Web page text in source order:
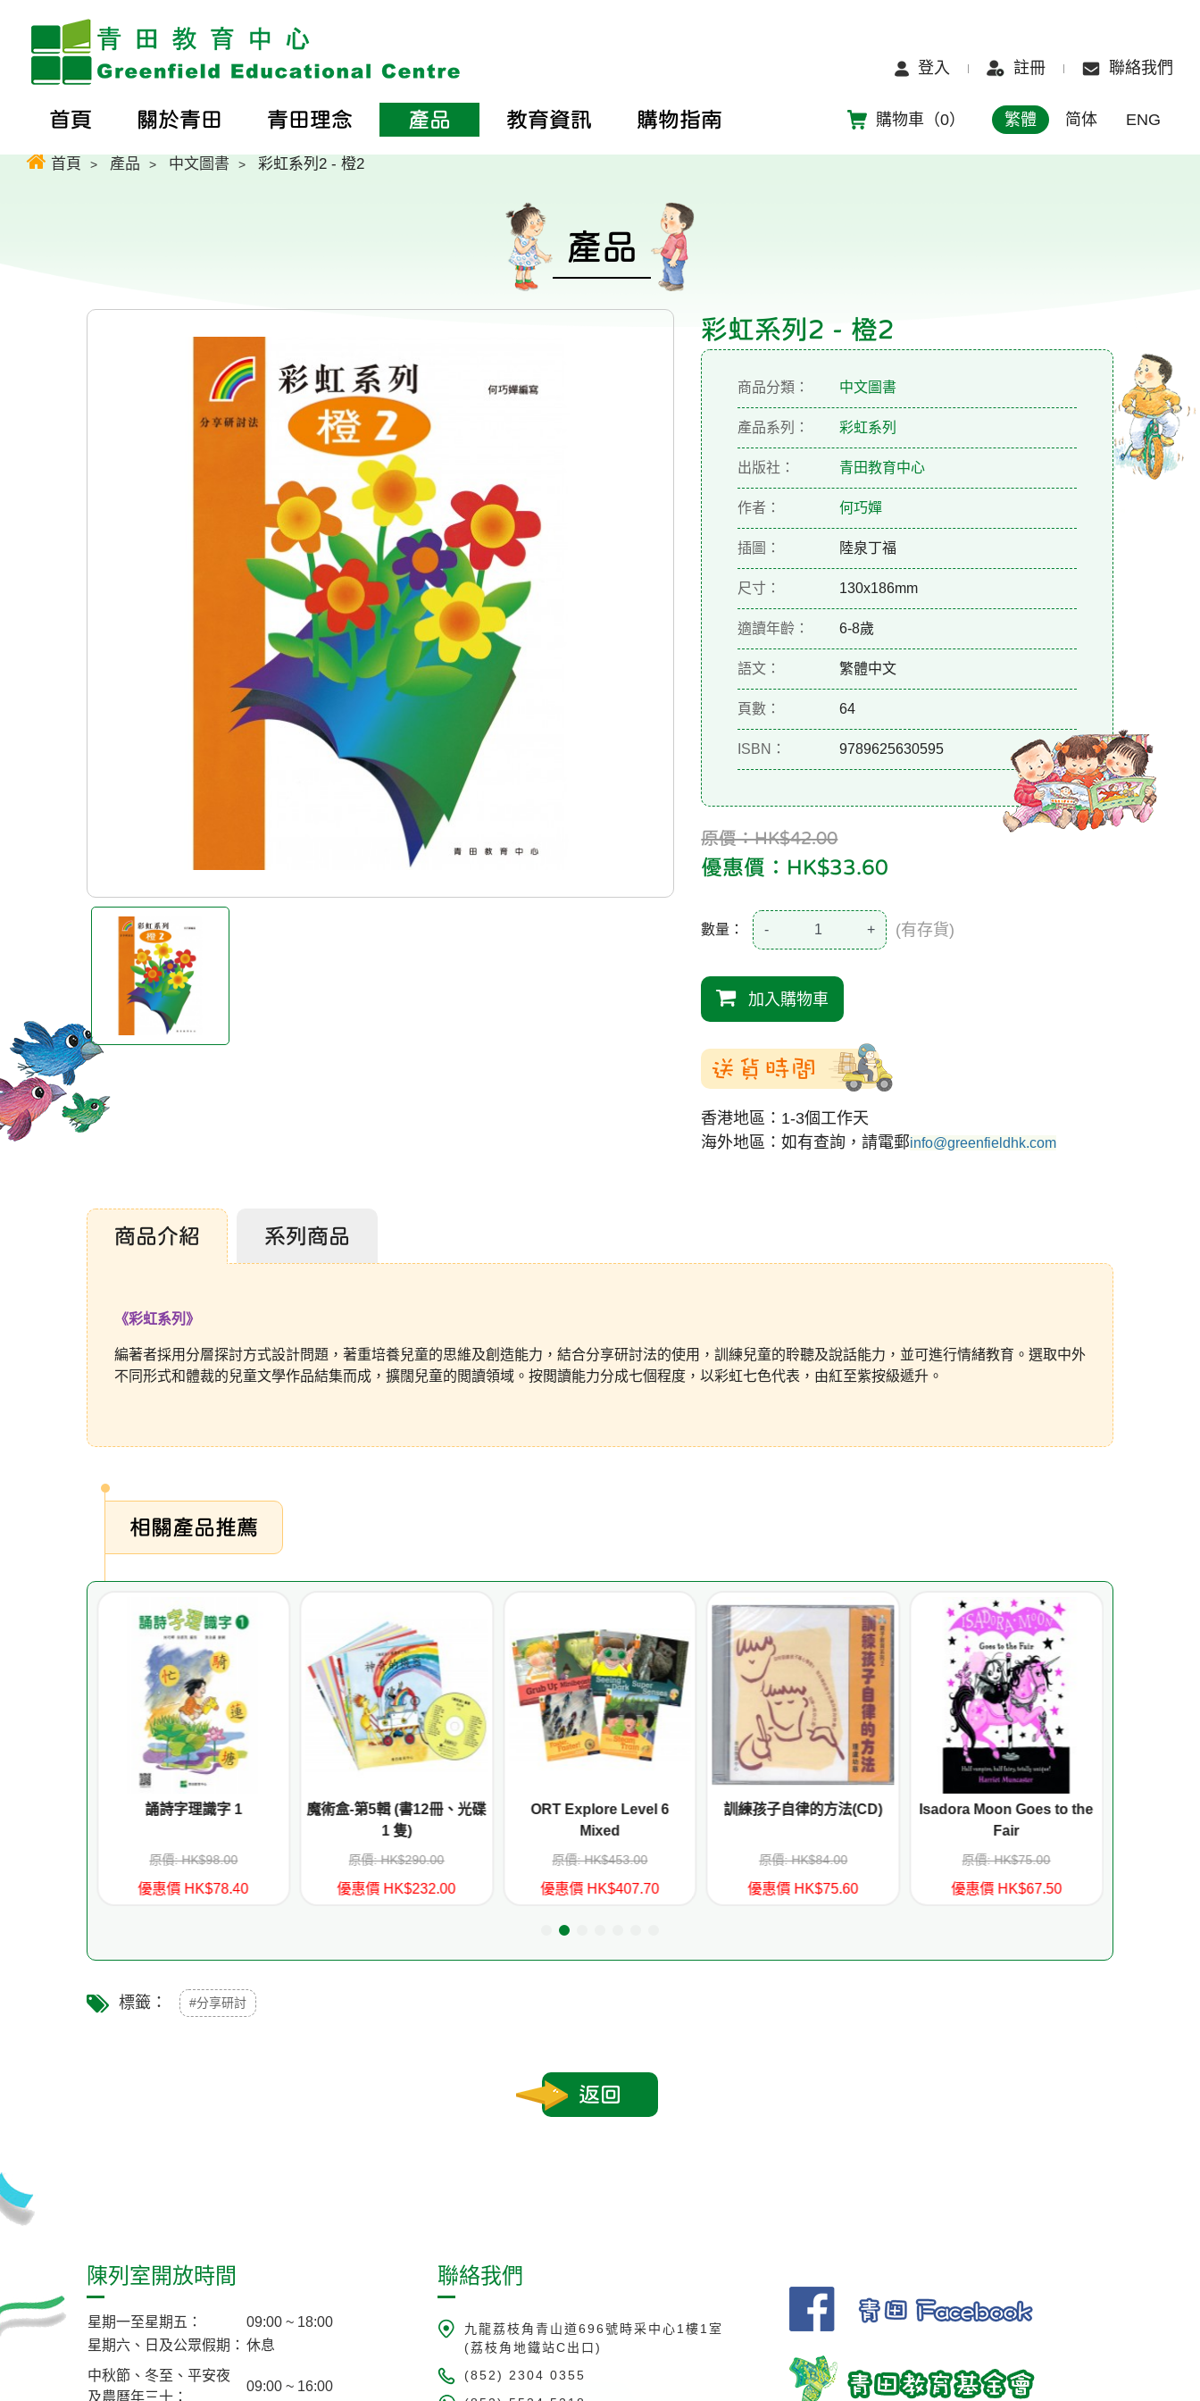
登入 註冊 聯絡我們
首頁 關於青田 青田理念 產品 教育資訊 購物指南 購物車（0） 繁體 简体 ENG
首頁 產品 中文圖書 彩虹系列2 - 橙2
產品
彩虹系列2 - 橙2
商品分類： 中文圖書
產品系列： 彩虹系列
出版社： 青田教育中心
作者： 何巧嬋
插圖： 陸泉丁福
尺寸： 130x186mm
適讀年齡： 6-8歲
語文： 繁體中文
頁數： 64
ISBN： 9789625630595
原價：HK$42.00
優惠價：HK$33.60
數量： - + (有存貨)
加入購物車
送貨時間
香港地區：1-3個工作天
海外地區：如有查詢，請電郵info@greenfieldhk.com
商品介紹 系列商品
《彩虹系列》
編著者採用分層探討方式設計問題，著重培養兒童的思維及創造能力，結合分享研討法的使用，訓練兒童的聆聽及說話能力，並可進行情緒教育。選取中外
不同形式和體裁的兒童文學作品結集而成，擴闊兒童的閲讀領域。按閲讀能力分成七個程度，以彩虹七色代表，由紅至紫按級遞升。
相關產品推薦
誦詩字理識字 1
原價: HK$98.00
優惠價 HK$78.40
魔術盒-第5輯 (書12冊、光碟
1 隻)
原價: HK$290.00
優惠價 HK$232.00
ORT Explore Level 6
Mixed
原價: HK$453.00
優惠價 HK$407.70
訓練孩子自律的方法(CD)
原價: HK$84.00
優惠價 HK$75.60
Isadora Moon Goes to the
Fair
原價: HK$75.00
優惠價 HK$67.50
標籤： #分享研討
返回
陳列室開放時間
星期一至星期五：
09:00 ~ 18:00
星期六、日及公眾假期： 休息
中秋節、冬至、平安夜
及農曆年三十：
09:00 ~ 16:00
聯絡我們
九龍荔枝角青山道696號時采中心1樓1室
(荔枝角地鐵站C出口)
(852) 2304 0355